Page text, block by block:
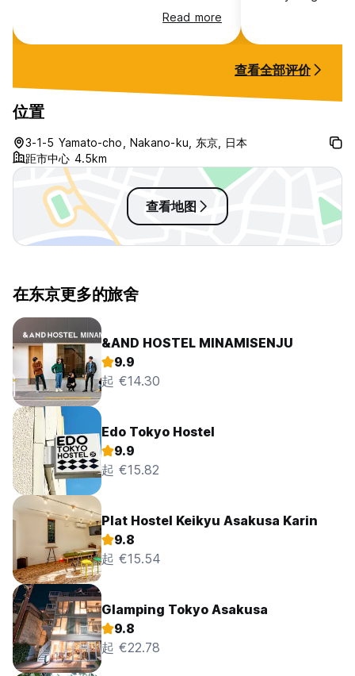
Read more
查看全部评价
位置
3-1-5 Yamato-cho, Nakano-ku, 东京, 日本
距市中心 4.5km
查看地图
在东京更多的旅舍
&AND HOSTEL MINAMISENJU
9.9
起 €14.30
Edo Tokyo Hostel
9.9
起 €15.82
Plat Hostel Keikyu Asakusa Karin
9.8
起 €15.54
Glamping Tokyo Asakusa
9.8
起 €22.78